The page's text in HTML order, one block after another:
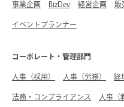
事業企画 BizDev 経営企画 販
イベントプランナー
コーポレート・管理部門
人事（採用） 人事（労務） 経
法務・コンプライアンス 人事（